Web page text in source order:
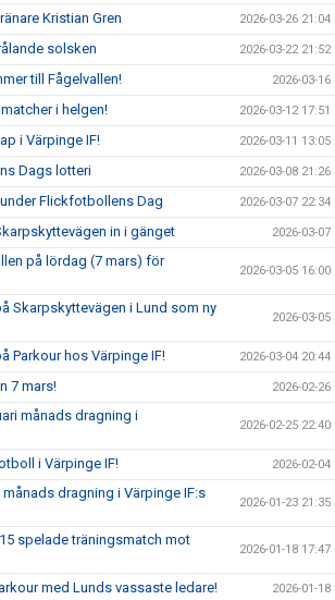
Kristian Gren 2026-03-26 21:04
solsken 2026-03-22 21:52
till Fågelvallen! 2026-03-16
i helgen! 2026-03-12 17:51
i Värpinge IF! 2026-03-11 13:05
Dags lotteri 2026-03-08 21:26
Flickfotbollens Dag 2026-03-07 22:34
in i gänget 2026-03-07
på lördag (7 mars) för
2026-03-05 16:00
Skarpskyttevägen i Lund som ny
2026-03-05
Parkour hos Värpinge IF! 2026-03-04 20:44
7 mars! 2026-02-26
månads dragning i
2026-02-25 22:40
i Värpinge IF! 2026-02-04
månads dragning i Värpinge IF:s
2026-01-23 21:35
spelade träningsmatch mot
2026-01-18 17:47
med Lunds vassaste ledare! 2026-01-18